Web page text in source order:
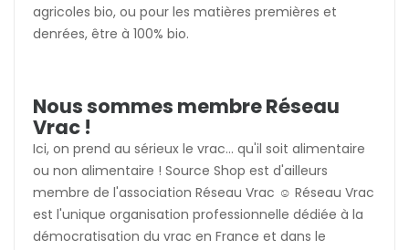
agricoles bio, ou pour les matières premières et
denrées, être à 100% bio.
Nous sommes membre Réseau
Vrac !
Ici, on prend au sérieux le vrac... qu'il soit alimentaire
ou non alimentaire ! Source Shop est d'ailleurs
membre de l'association Réseau Vrac ☺️ Réseau Vrac
est l'unique organisation professionnelle dédiée à la
démocratisation du vrac en France et dans le